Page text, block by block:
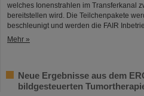
welches Ionenstrahlen im Transferkanal
bereitstellen wird. Die Teilchenpakete
beschleunigt und werden die FAIR
Mehr »
Neue Ergebnisse aus dem
bildgesteuerten